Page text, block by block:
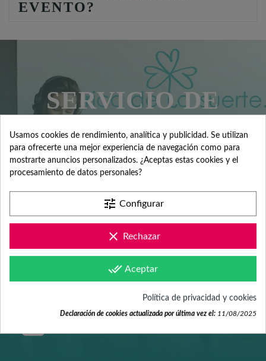
EVENTO?
SERVICIO DE
ATENCIÓN AL
CLIENTE
Contacta con nosotros +34 965 731 401
Mándanos tus dudas a
hola@fabricadelasuerte.es
Revisa nuestras páginas de
Usamos cookies de rendimiento, analítica y publicidad. Se utilizan
para ofrecerte una mejor experiencia de navegación como para
mostrarte anuncios personalizados. ¿Aceptas estas cookies y el
procesamiento de datos personales?
tune Configurar
clear Rechazar
done_all Aceptar
Política de privacidad y cookies
Declaración de cookies actualizada por última vez el: 11/08/2025